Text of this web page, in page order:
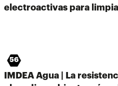
electroactivas para
56
IMDEA Agua | La